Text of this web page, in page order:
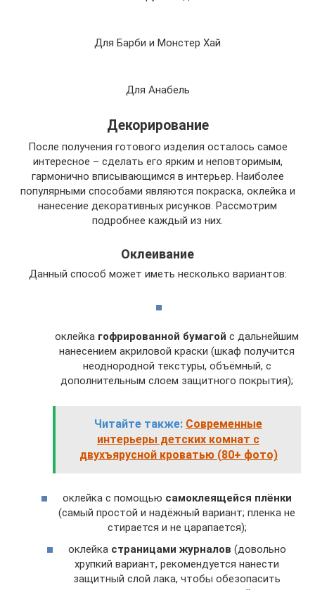
Для Барби и Монстер Хай
Для Анабель
Декорирование
После получения готового изделия осталось самое
интересное – сделать его ярким и неповторимым,
гармонично вписывающимся в интерьер. Наиболее
популярными способами являются покраска, оклейка и
нанесение декоративных рисунков. Рассмотрим
подробнее каждый из них.
Оклеивание
Данный способ может иметь несколько вариантов:
оклейка гофрированной бумагой с дальнейшим
нанесением акриловой краски (шкаф получится
неоднородной текстуры, объёмный, с
дополнительным слоем защитного покрытия);
Читайте также: Современные
интерьеры детских комнат с
двухъярусной кроватью (80+ фото)
оклейка с помощью самоклеящейся плёнки
(самый простой и надёжный вариант; пленка не
стирается и не царапается);
оклейка страницами журналов (довольно
хрупкий вариант, рекомендуется нанести
защитный слой лака, чтобы обезопасить